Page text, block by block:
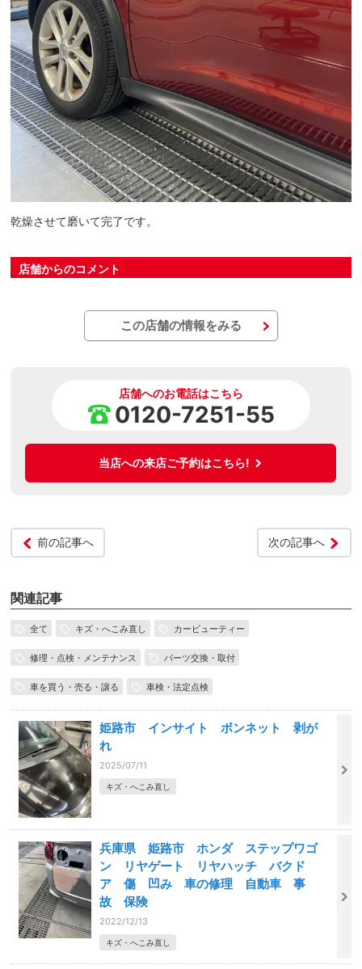
乾燥させて磨いて完了です。
店舗からのコメント
この店舗の情報をみる
店舗へのお電話はこちら
0120-7251-55
当店への来店ご予約はこちら!
前の記事へ 次の記事へ
関連記事
全て キズ・へこみ直し カービューティー
修理・点検・メンテナンス パーツ交換・取付
車を買う・売る・譲る 車検・法定点検
姫路市 インサイト ボンネット 剥が
れ
2025/07/11
キズ・へこみ直し
兵庫県 姫路市 ホンダ ステップワゴ
ン リヤゲート リヤハッチ バクド
ア 傷 凹み 車の修理 自動車 事
故 保険
2022/12/13
キズ・へこみ直し